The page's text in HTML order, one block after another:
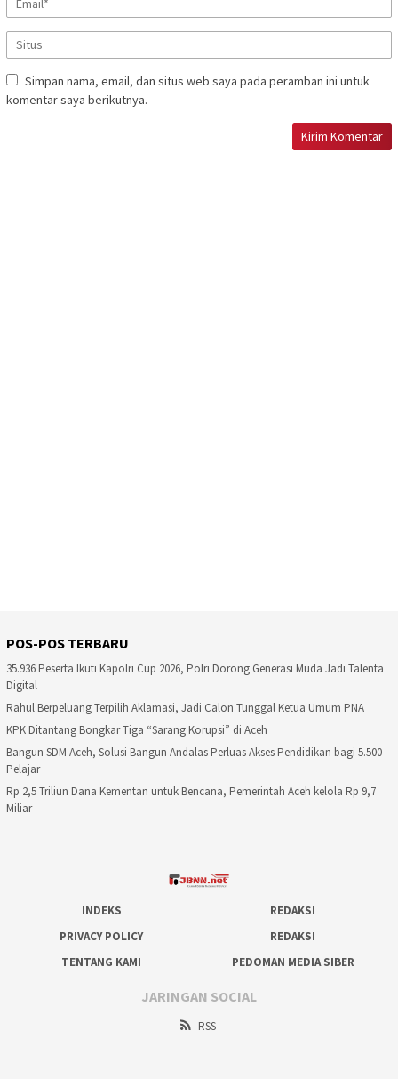
Simpan nama, email, dan situs web saya pada peramban ini untuk
komentar saya berikutnya.
POS-POS TERBARU
35.936 Peserta Ikuti Kapolri Cup 2026, Polri Dorong Generasi Muda Jadi Talenta
Digital
Rahul Berpeluang Terpilih Aklamasi, Jadi Calon Tunggal Ketua Umum PNA
KPK Ditantang Bongkar Tiga “Sarang Korupsi” di Aceh
Bangun SDM Aceh, Solusi Bangun Andalas Perluas Akses Pendidikan bagi 5.500
Pelajar
Rp 2,5 Triliun Dana Kementan untuk Bencana, Pemerintah Aceh kelola Rp 9,7
Miliar
INDEKS
REDAKSI
PRIVACY POLICY
REDAKSI
TENTANG KAMI
PEDOMAN MEDIA SIBER
JARINGAN SOCIAL
RSS